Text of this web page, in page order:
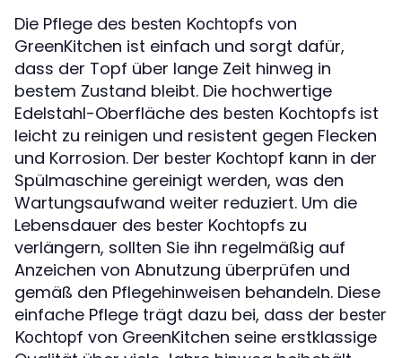
Die Pflege des besten Kochtopfs von
GreenKitchen ist einfach und sorgt dafür,
dass der Topf über lange Zeit hinweg in
bestem Zustand bleibt. Die hochwertige
Edelstahl-Oberfläche des besten Kochtopfs ist
leicht zu reinigen und resistent gegen Flecken
und Korrosion. Der bester Kochtopf kann in der
Spülmaschine gereinigt werden, was den
Wartungsaufwand weiter reduziert. Um die
Lebensdauer des bester Kochtopfs zu
verlängern, sollten Sie ihn regelmäßig auf
Anzeichen von Abnutzung überprüfen und
gemäß den Pflegehinweisen behandeln. Diese
einfache Pflege trägt dazu bei, dass der bester
Kochtopf von GreenKitchen seine erstklassige